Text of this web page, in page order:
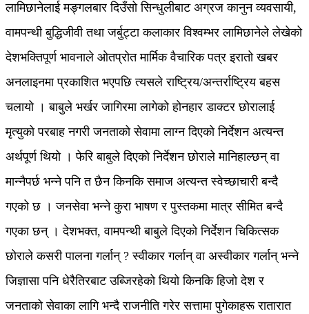
लामिछानेलाई मङ्गलबार दिउँसो सिन्धुलीबाट अग्रज कानुन व्यवसायी,
वामपन्थी बुद्धिजीवी तथा जर्बुट्टा कलाकार विश्वम्भर लामिछानेले लेखेको
देशभक्तिपूर्ण भावनाले ओतप्रोत मार्मिक वैचारिक पत्र इरातो खबर
अनलाइनमा प्रकाशित भएपछि त्यसले राष्ट्रिय/अन्तर्राष्ट्रिय बहस
चलायो । बाबुले भर्खर जागिरमा लागेको होनहार डाक्टर छोरालाई
मृत्युको परबाह नगरी जनताको सेवामा लाग्न दिएको निर्देशन अत्यन्त
अर्थपूर्ण थियो । फेरि बाबुले दिएको निर्देशन छोराले मानिहाल्छन् वा
मान्नैपर्छ भन्ने पनि त छैन किनकि समाज अत्यन्त स्वेच्छाचारी बन्दै
गएको छ । जनसेवा भन्ने कुरा भाषण र पुस्तकमा मात्र सीमित बन्दै
गएका छन् । देशभक्त, वामपन्थी बाबुले दिएको निर्देशन चिकित्सक
छोराले कसरी पालना गर्लान् ? स्वीकार गर्लान् वा अस्वीकार गर्लान् भन्ने
जिज्ञासा पनि धेरैतिरबाट उब्जिरहेको थियो किनकि हिजो देश र
जनताको सेवाका लागि भन्दै राजनीति गरेर सत्तामा पुगेकाहरू रातारात